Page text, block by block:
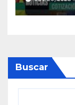
Buscar